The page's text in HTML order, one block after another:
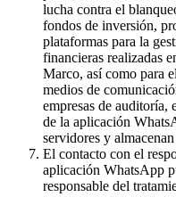
lucha contra el
fondos de inversión,
plataformas para la
financieras realizadas
Marco, así como para
medios de
empresas de auditoría,
de la aplicación
servidores y
El contacto con el
aplicación WhatsApp
responsable del